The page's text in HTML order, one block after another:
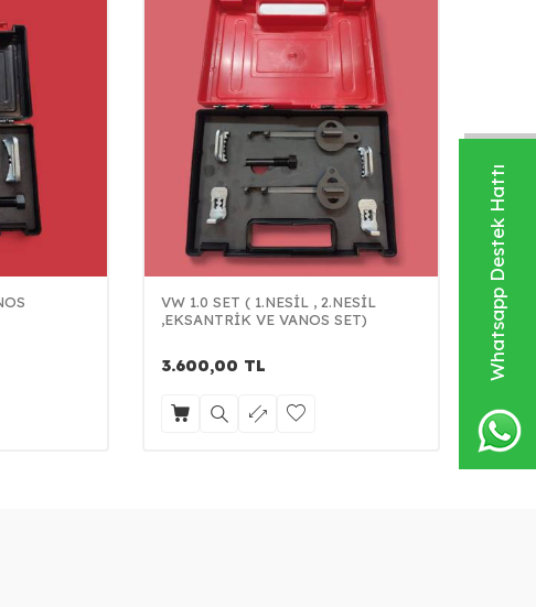
Whatsapp Destek Hattı
VW 1.0 SET ( 1.NESİL , 2.NESİL
,EKSANTRİK VE VANOS SET)
3.600,00 TL